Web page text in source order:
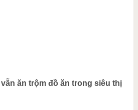
ăn trộm đồ ăn trong siêu thị